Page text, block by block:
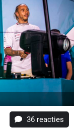
36 reacties